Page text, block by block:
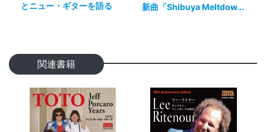
とニュー・ギターを語る
新曲「Shibuya Meltdow...
関連書籍